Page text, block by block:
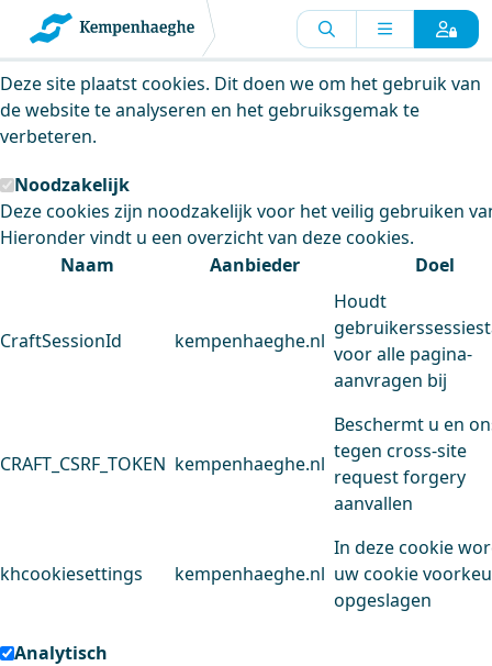
Kempenhaeghe maakt gebruik van
cookies
Deze site plaatst cookies. Dit doen we om het gebruik van
de website te analyseren en het gebruiksgemak te
verbeteren.
Noodzakelijk
Deze cookies zijn noodzakelijk voor het veilig gebruiken
Hieronder vindt u een overzicht van deze cookies.
Naam
Aanbieder Doel
CraftSessionId kempenhaeghe.nl
Houdt
voor alle pagina-
aanvragen bij
CRAFT_CSRF_TOKEN kempenhaeghe.nl
Beschermt u en
tegen cross-site
request forgery
aanvallen
khcookiesettings kempenhaeghe.nl
In deze cookie
uw cookie
opgeslagen
Analytisch